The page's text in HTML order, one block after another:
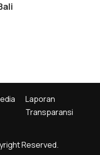
Reserved.
Laporan
Transparansi